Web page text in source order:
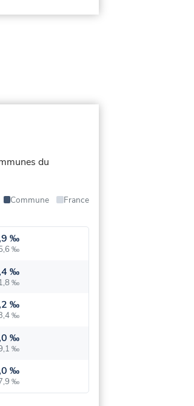
du
Commune
France
‰
‰
‰
‰
‰
‰
‰
‰
‰
‰